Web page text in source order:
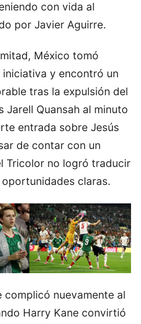
con vida al
por Javier Aguirre.
México tomó
iniciativa y encontró un
tras la expulsión del
Jarell Quansah al minuto
entrada sobre Jesús
de contar con un
Tricolor no logró traducir
claras.
complicó nuevamente al
Harry Kane convirtió